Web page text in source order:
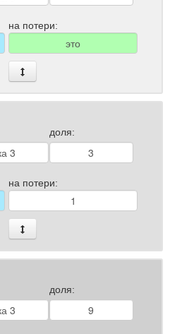
на потери:
доля:
на потери:
доля: